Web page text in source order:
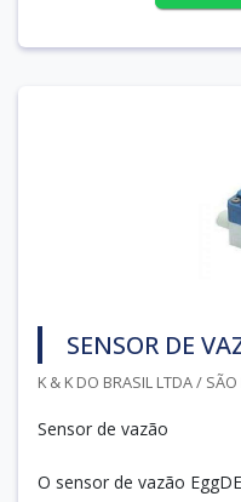
SENSOR DE
K & K DO BRASIL LTDA /
Sensor de vazão
O sensor de vazão